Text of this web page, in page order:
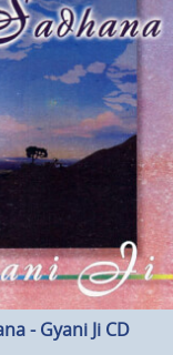
- Gyani Ji CD